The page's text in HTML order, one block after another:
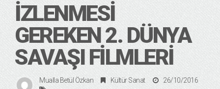
İZLENMESI
GEREKEN 2. DÜNYA
SAVAŞI FILMLERI
Mualla Betül Özkan Kültür Sanat 26/10/2016